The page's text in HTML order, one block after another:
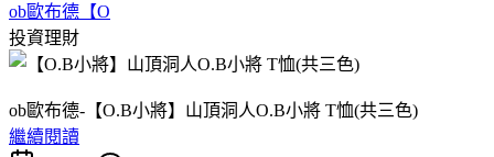
ob歐布德【O
投資理財
ob歐布德-【O.B小將】山頂洞人O.B小將 T恤(共三色)
繼續閱讀